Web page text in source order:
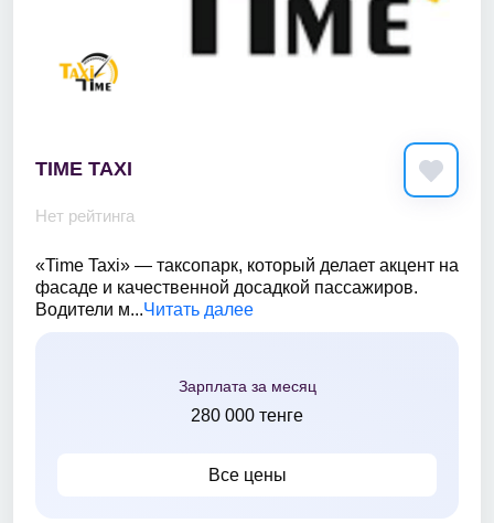
TIME TAXI
Нет рейтинга
«Time Taxi» — таксопарк, который делает акцент на
фасаде и качественной досадкой пассажиров.
Водители м...Читать далее
Зарплата за месяц
280 000 тенге
Все цены